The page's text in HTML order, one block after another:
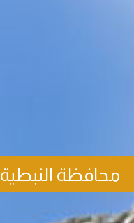
محافظة النبطية